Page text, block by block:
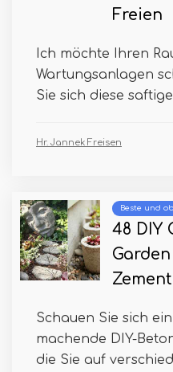
Freien
Ich möchte Ihren
Wartungsanlagen
Sie sich diese
Hr. Jannek Freisen
Beste und
48 DIY
Schauen Sie sich
machende DIY-
die Sie auf